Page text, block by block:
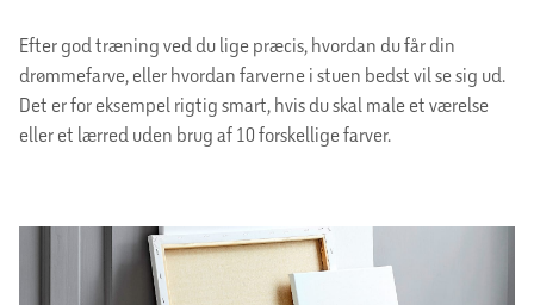
Efter god træning ved du lige præcis, hvordan du får din
drømmefarve, eller hvordan farverne i stuen bedst vil se sig ud.
Det er for eksempel rigtig smart, hvis du skal male et værelse
eller et lærred uden brug af 10 forskellige farver.